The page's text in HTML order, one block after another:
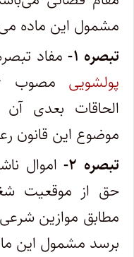
مشمول این ماده
تبصره ۱-
مفاد تبصره (۱)
پولشویی
الحاقات بعدی
موضوع این قانون
تبصره ۲-
اموال
حق از موقعیت
مطابق موازین
برسد مشمول این